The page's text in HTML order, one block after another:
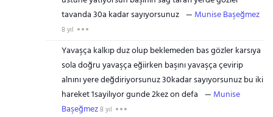
tavanda 30a kadar sayıyorsunuz
Munise Başeğmez
8 yıl
Yavaşça kalkıp duz olup beklemeden bas gözler karsıya
sola doğru yavaşça eğiirken başını yavaşça çevirip
alnını yere değdiriyorsunuz 30kadar sayıyorsunuz bu iki
hareket 1sayilıyor gunde 2kez on defa
Munise
Başeğmez8 yıl